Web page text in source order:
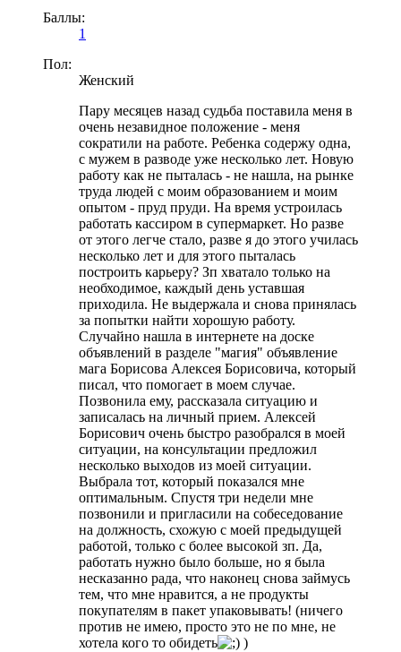
Баллы:
1
Пол:
Женский
Пару месяцев назад судьба поставила меня в
очень незавидное положение - меня
сократили на работе. Ребенка содержу одна,
с мужем в разводе уже несколько лет. Новую
работу как не пыталась - не нашла, на рынке
труда людей с моим образованием и моим
опытом - пруд пруди. На время устроилась
работать кассиром в супермаркет. Но разве
от этого легче стало, разве я до этого училась
несколько лет и для этого пыталась
построить карьеру? Зп хватало только на
необходимое, каждый день уставшая
приходила. Не выдержала и снова принялась
за попытки найти хорошую работу.
Случайно нашла в интернете на доске
объявлений в разделе "магия" объявление
мага Борисова Алексея Борисовича, который
писал, что помогает в моем случае.
Позвонила ему, рассказала ситуацию и
записалась на личный прием. Алексей
Борисович очень быстро разобрался в моей
ситуации, на консультации предложил
несколько выходов из моей ситуации.
Выбрала тот, который показался мне
оптимальным. Спустя три недели мне
позвонили и пригласили на собеседование
на должность, схожую с моей предыдущей
работой, только с более высокой зп. Да,
работать нужно было больше, но я была
несказанно рада, что наконец снова займусь
тем, что мне нравится, а не продукты
покупателям в пакет упаковывать! (ничего
против не имею, просто это не по мне, не
хотела кого то обидеть
)